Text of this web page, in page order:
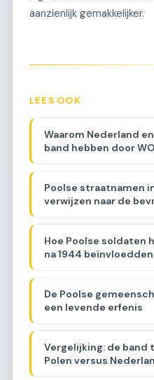
aanzienlijk gemakkelijker.
LEES OOK
Waarom Nederland
band hebben door
Poolse straatnamen
verwijzen naar de
Hoe Poolse soldaten
na 1944 beïnvloedden
De Poolse
een levende erfenis
Vergelijking: de band
Polen versus